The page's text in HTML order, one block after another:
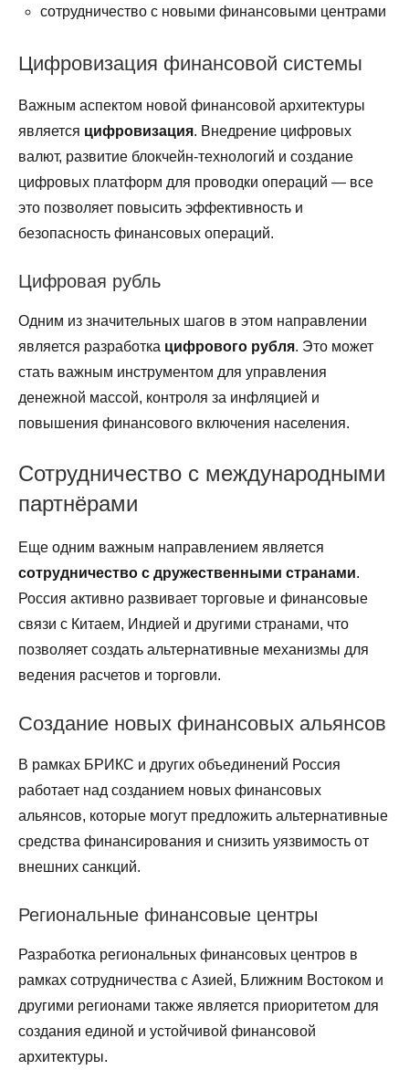
сотрудничество с новыми финансовыми центрами
Цифровизация финансовой системы
Важным аспектом новой финансовой архитектуры
является цифровизация. Внедрение цифровых
валют, развитие блокчейн-технологий и создание
цифровых платформ для проводки операций — все
это позволяет повысить эффективность и
безопасность финансовых операций.
Цифровая рубль
Одним из значительных шагов в этом направлении
является разработка цифрового рубля. Это может
стать важным инструментом для управления
денежной массой, контроля за инфляцией и
повышения финансового включения населения.
Сотрудничество с международными
партнёрами
Еще одним важным направлением является
сотрудничество с дружественными странами.
Россия активно развивает торговые и финансовые
связи с Китаем, Индией и другими странами, что
позволяет создать альтернативные механизмы для
ведения расчетов и торговли.
Создание новых финансовых альянсов
В рамках БРИКС и других объединений Россия
работает над созданием новых финансовых
альянсов, которые могут предложить альтернативные
средства финансирования и снизить уязвимость от
внешних санкций.
Региональные финансовые центры
Разработка региональных финансовых центров в
рамках сотрудничества с Азией, Ближним Востоком и
другими регионами также является приоритетом для
создания единой и устойчивой финансовой
архитектуры.